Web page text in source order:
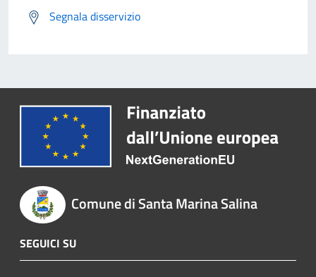
Segnala disservizio
Comune di Santa Marina Salina
SEGUICI SU